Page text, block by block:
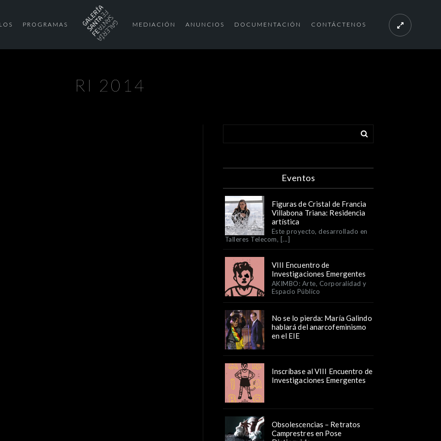
PROGRAMAS MEDIACIÓN ANUNCIOS DOCUMENTACIÓN CONTÁCTENOS
RI 2014
Eventos
Figuras de Cristal de Francia
Villabona Triana: Residencia
artística
Este proyecto, desarrollado en
Talleres Telecom, [...]
VIII Encuentro de
Investigaciones Emergentes
AKIMBO: Arte, Corporalidad y
Espacio Público
No se lo pierda: María Galindo
hablará del anarcofeminismo
en el EIE
Inscríbase al VIII Encuentro de
Investigaciones Emergentes
Obsolescencias – Retratos
Camprestres en Pose